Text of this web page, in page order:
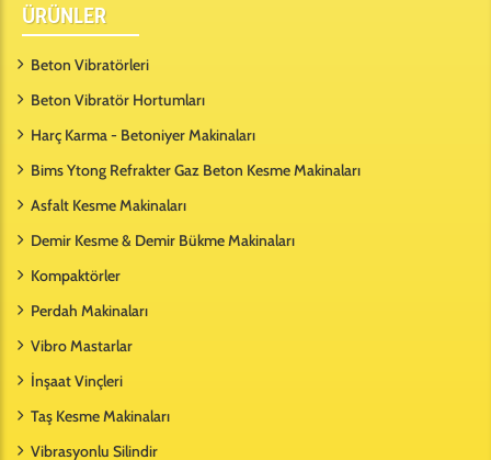
ÜRÜNLER
Beton Vibratörleri
Beton Vibratör Hortumları
Harç Karma - Betoniyer Makinaları
Bims Ytong Refrakter Gaz Beton Kesme Makinaları
Asfalt Kesme Makinaları
Demir Kesme & Demir Bükme Makinaları
Kompaktörler
Perdah Makinaları
Vibro Mastarlar
İnşaat Vinçleri
Taş Kesme Makinaları
Vibrasyonlu Silindir